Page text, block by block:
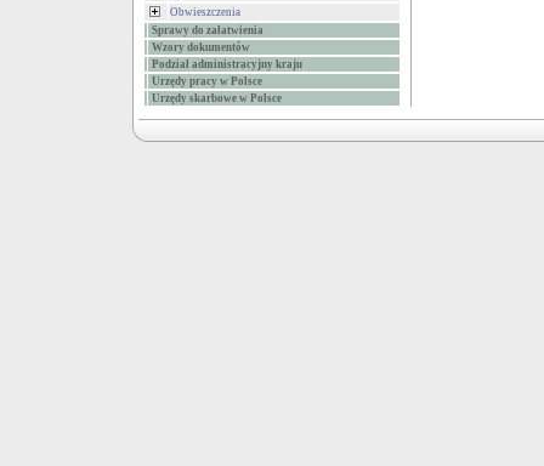
Obwieszczenia
Sprawy do załatwienia
Wzory dokumentów
Podział administracyjny kraju
Urzędy pracy w Polsce
Urzędy skarbowe w Polsce